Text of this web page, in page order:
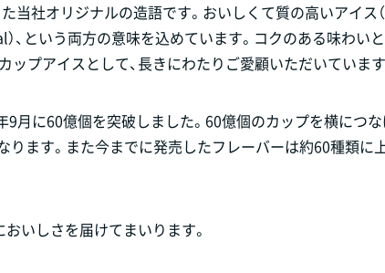
当社オリジナルの造語です。おいしくて質の高いアイス
、という両方の意味を込めています。コクのある味わい
プアイスとして、長きにわたりご愛顧いただいていま
9月に60億個を突破しました。60億個のカップを横につ
ります。また今までに発売したフレーバーは約60種類に
いしさを届けてまいります。